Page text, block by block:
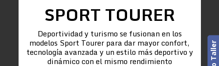
SPORT TOURER
Deportividad y turismo se fusionan en los
modelos Sport Tourer para dar mayor confort,
tecnología avanzada y un estilo más deportivo y
dinámico con el mismo rendimiento